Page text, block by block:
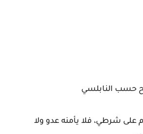
حسب النابلسي
على شرطي، فلا يأمنه عدو ولا